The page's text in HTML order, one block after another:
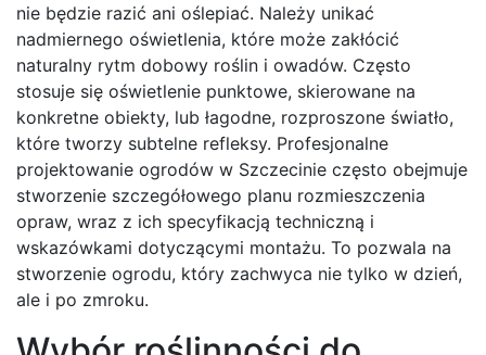
nie będzie razić ani oślepiać. Należy unikać
nadmiernego oświetlenia, które może zakłócić
naturalny rytm dobowy roślin i owadów. Często
stosuje się oświetlenie punktowe, skierowane na
konkretne obiekty, lub łagodne, rozproszone światło,
które tworzy subtelne refleksy. Profesjonalne
projektowanie ogrodów w Szczecinie często obejmuje
stworzenie szczegółowego planu rozmieszczenia
opraw, wraz z ich specyfikacją techniczną i
wskazówkami dotyczącymi montażu. To pozwala na
stworzenie ogrodu, który zachwyca nie tylko w dzień,
ale i po zmroku.